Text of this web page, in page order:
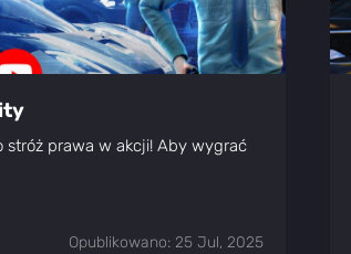
stróż prawa w akcji! Aby wygrać
Opublikowano: 25 Jul, 2025